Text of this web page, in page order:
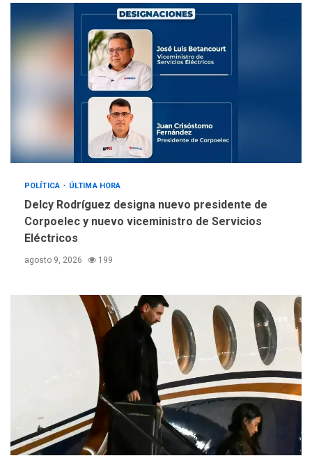
4
llevar a problemas
sanitarios y asumirse como
problema de orden público
REGIONALES
Alcaldía de Mariño climatiza
Núcleo del Sistema de
Orquestas Porlamar
POLÍTICA ÚLTIMA HORA
Delcy Rodríguez designa nuevo presidente de
Corpoelec y nuevo viceministro de Servicios
Eléctricos
agosto 9, 2026 199